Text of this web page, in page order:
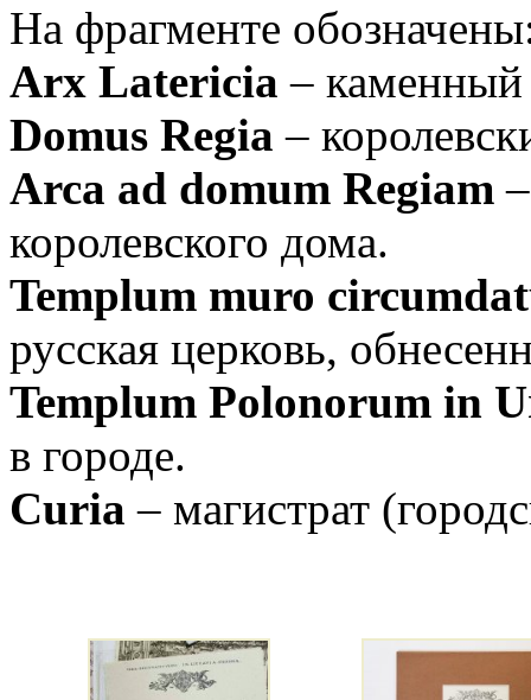
На фрагменте
Arx Latericia – каменный
Domus Regia –
Arca ad domum Regiam
королевского дома.
Templum muro
русская церковь,
Templum Polonorum in
в городе.
Curia – магистрат